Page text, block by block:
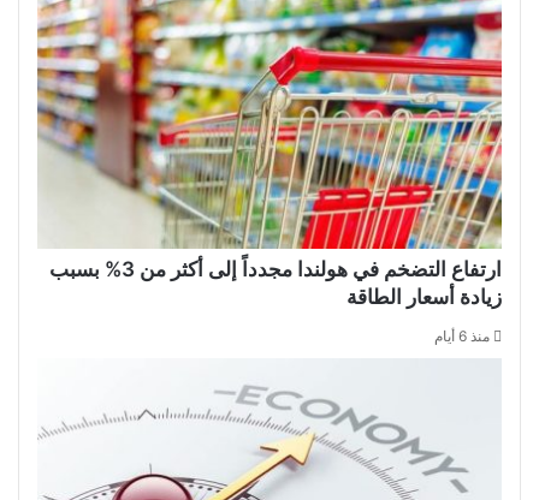
ارتفاع التضخم في هولندا مجدداً إلى أكثر من 3% بسبب
زيادة أسعار الطاقة
منذ 6 أيام